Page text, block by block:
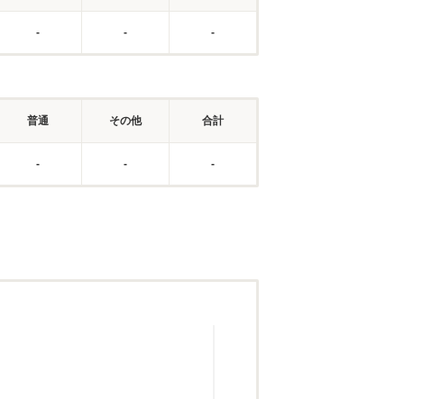
- - -
普通 その他 合計
- - -